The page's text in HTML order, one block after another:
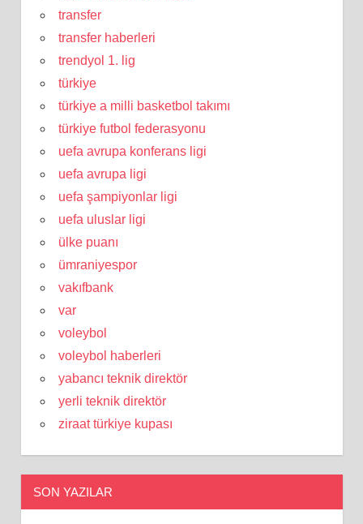
transfer
transfer haberleri
trendyol 1. lig
türkiye
türkiye a milli basketbol takımı
türkiye futbol federasyonu
uefa avrupa konferans ligi
uefa avrupa ligi
uefa şampiyonlar ligi
uefa uluslar ligi
ülke puanı
ümraniyespor
vakıfbank
var
voleybol
voleybol haberleri
yabancı teknik direktör
yerli teknik direktör
ziraat türkiye kupası
SON YAZILAR